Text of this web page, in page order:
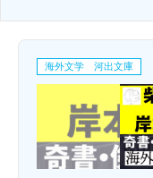
海外文学 河出文庫